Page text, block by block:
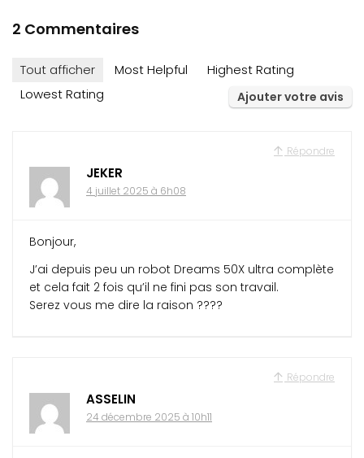
2 Commentaires
Tout afficher Most Helpful
Highest Rating
Lowest Rating
Ajouter votre avis
Répondre
JEKER
4 juillet 2025 à 6h08
Bonjour,
J’ai depuis peu un robot Dreams 50X ultra complète
et cela fait 2 fois qu’il ne fini pas son travail.
Serez vous me dire la raison ????
Répondre
ASSELIN
24 décembre 2025 à 10h11